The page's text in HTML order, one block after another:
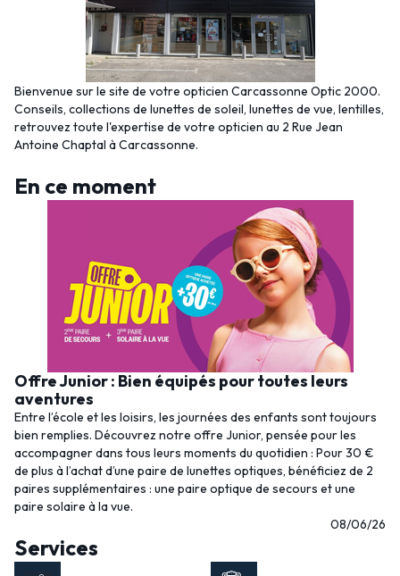
Bienvenue sur le site de votre opticien Carcassonne Optic 2000.
Conseils, collections de lunettes de soleil, lunettes de vue, lentilles,
retrouvez toute l'expertise de votre opticien au 2 Rue Jean
Antoine Chaptal à Carcassonne.
En ce moment
Offre Junior : Bien équipés pour toutes leurs
aventures
Entre l’école et les loisirs, les journées des enfants sont toujours
bien remplies. Découvrez notre offre Junior, pensée pour les
accompagner dans tous leurs moments du quotidien : Pour 30 €
de plus à l’achat d’une paire de lunettes optiques, bénéficiez de 2
paires supplémentaires : une paire optique de secours et une
paire solaire à la vue.
08/06/26
Services